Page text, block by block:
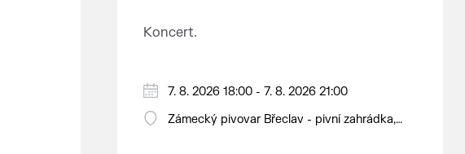
Koncert.
7. 8. 2026 18:00 - 7. 8. 2026 21:00
Zámecký pivovar Břeclav - pivní zahrádka,